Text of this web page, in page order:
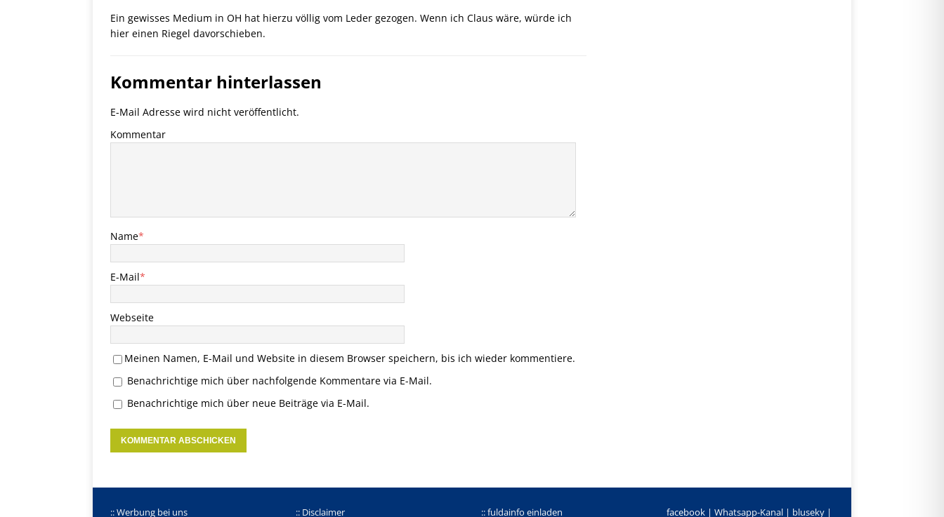
Ein gewisses Medium in OH hat hierzu völlig vom Leder gezogen. Wenn ich Claus wäre, würde ich
hier einen Riegel davorschieben.
Kommentar hinterlassen
E-Mail Adresse wird nicht veröffentlicht.
Kommentar
Name*
E-Mail*
Webseite
Meinen Namen, E-Mail und Website in diesem Browser speichern, bis ich wieder kommentiere.
Benachrichtige mich über nachfolgende Kommentare via E-Mail.
Benachrichtige mich über neue Beiträge via E-Mail.
:: Werbung bei uns :: Disclaimer :: fuldainfo einladen facebook | Whatsapp-Kanal| bluseky|